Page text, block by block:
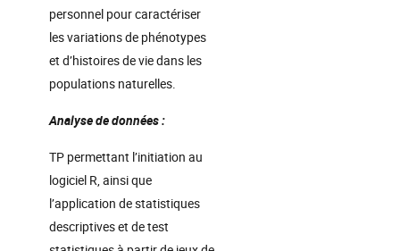
personnel pour caractériser
les variations de phénotypes
et d’histoires de vie dans les
populations naturelles.
Analyse de données :
TP permettant l’initiation au
logiciel R, ainsi que
l’application de statistiques
descriptives et de test